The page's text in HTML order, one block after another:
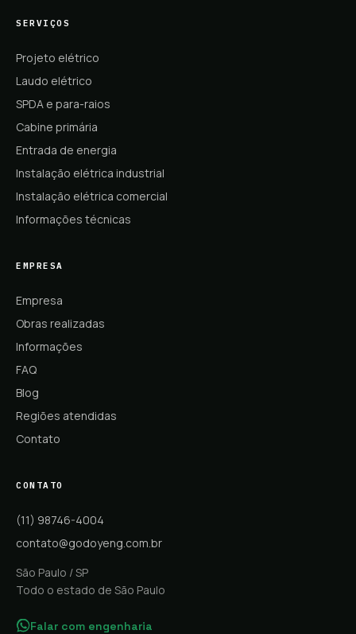
SERVIÇOS
Projeto elétrico
Laudo elétrico
SPDA e para-raios
Cabine primária
Entrada de energia
Instalação elétrica industrial
Instalação elétrica comercial
Informações técnicas
EMPRESA
Empresa
Obras realizadas
Informações
FAQ
Blog
Regiões atendidas
Contato
CONTATO
(11) 98746-4004
contato@godoyeng.com.br
São Paulo / SP
Todo o estado de São Paulo
Falar com engenharia